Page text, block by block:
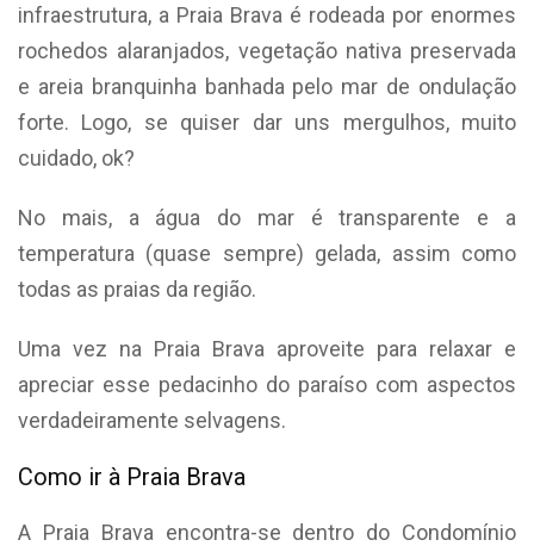
infraestrutura, a Praia Brava é rodeada por enormes
rochedos alaranjados, vegetação nativa preservada
e areia branquinha banhada pelo mar de ondulação
forte. Logo, se quiser dar uns mergulhos, muito
cuidado, ok?
No mais, a água do mar é transparente e a
temperatura (quase sempre) gelada, assim como
todas as praias da região.
Uma vez na Praia Brava aproveite para relaxar e
apreciar esse pedacinho do paraíso com aspectos
verdadeiramente selvagens.
Como ir à Praia Brava
A Praia Brava encontra-se dentro do Condomínio